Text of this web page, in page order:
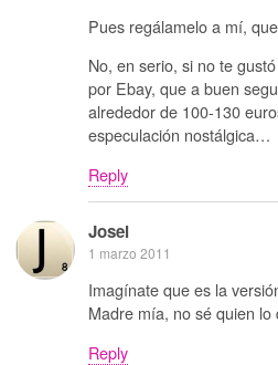
Pues regálamelo a mí,
No, en serio, si no te
por Ebay, que a buen
alrededor de 100-130
especulación nostálgica…
Reply
Josei
1 marzo 2011
Imagínate que es la
Madre mía, no sé quien lo
Reply